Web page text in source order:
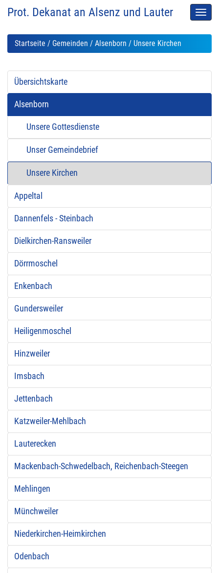
Prot. Dekanat an Alsenz und Lauter
Startseite / Gemeinden / Alsenborn / Unsere Kirchen
Übersichtskarte
Alsenborn
Unsere Gottesdienste
Unser Gemeindebrief
Unsere Kirchen
Appeltal
Dannenfels - Steinbach
Dielkirchen-Ransweiler
Dörrmoschel
Enkenbach
Gundersweiler
Heiligenmoschel
Hinzweiler
Imsbach
Jettenbach
Katzweiler-Mehlbach
Lauterecken
Mackenbach-Schwedelbach, Reichenbach-Steegen
Mehlingen
Münchweiler
Niederkirchen-Heimkirchen
Odenbach